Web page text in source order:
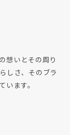
想いとその周り
しさ、そのブラ
います。